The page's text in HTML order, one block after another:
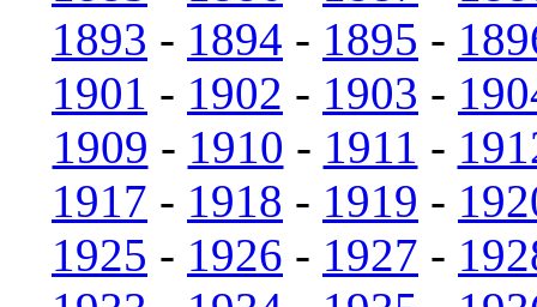
1893 - 1894 - 1895 -
1901 - 1902 - 1903 -
1909 - 1910 - 1911 -
1917 - 1918 - 1919 -
1925 - 1926 - 1927 -